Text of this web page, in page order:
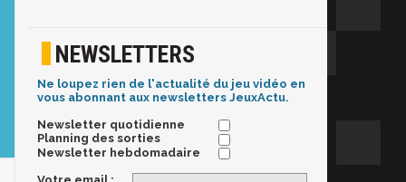
NEWSLETTERS
Ne loupez rien de l'actualité du jeu vidéo en
vous abonnant aux newsletters JeuxActu.
Newsletter quotidienne
Planning des sorties
Newsletter hebdomadaire